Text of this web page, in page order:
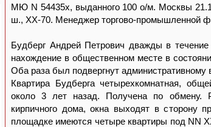
МЮ N 54435х, выданного 100 о/м. Москвы
ш., ХХ-70. Менеджер торгово-промышленной
Будберг Андрей Петрович дважды в
нахождение в общественном месте в
Оба раза был подвергнут
Квартира Будберга четырехкомнатная,
около 3 лет назад. Получена по обмену.
кирпичного дома, окна выходят в сторону
площадке имеются четыре квартиры под NN